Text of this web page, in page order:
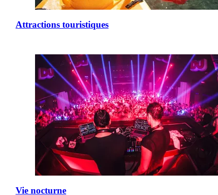
Attractions touristiques
Vie nocturne